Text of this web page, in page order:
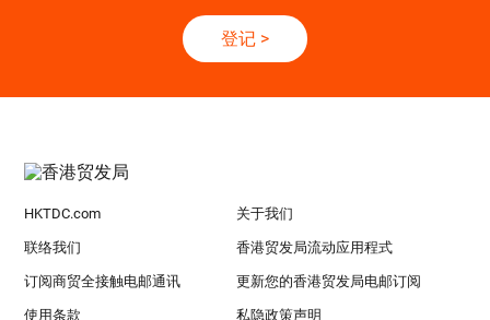
登记 >
HKTDC.com 关于我们
联络我们 香港贸发局流动应用程式
订阅商贸全接触电邮通讯 更新您的香港贸发局电邮订阅
使用条款 私隐政策声明